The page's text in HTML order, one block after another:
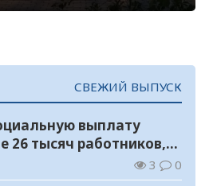
СВЕЖИЙ ВЫПУСК
выплату
26 тысяч работников,
условиях труда3 0